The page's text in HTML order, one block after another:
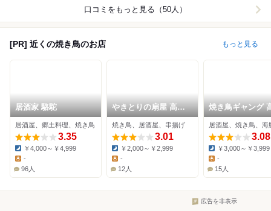
口コミをもっと見る（50人）
[PR] 近くの焼き鳥のお店 もっと見る
居酒家 駱駝
居酒屋、郷土料理、焼き鳥
3.35
Dinner:
￥4,000～￥4,999
Lunch:
-
96人
やきとりの扇屋 高知
大学前店
焼き鳥、居酒屋、串揚げ
3.01
Dinner:
￥2,000～￥2,999
Lunch:
-
12人
焼き鳥ギャング
店
居酒屋、焼き鳥、海
3.08
Dinner:
￥3,000～￥3,999
Lunch:
-
15人
広告を非表示